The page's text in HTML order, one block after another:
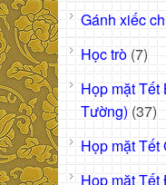
Gánh xiếc
Học trò (7)
Họp mặt
Tường) (37)
Họp mặt Tết
Họp mặt